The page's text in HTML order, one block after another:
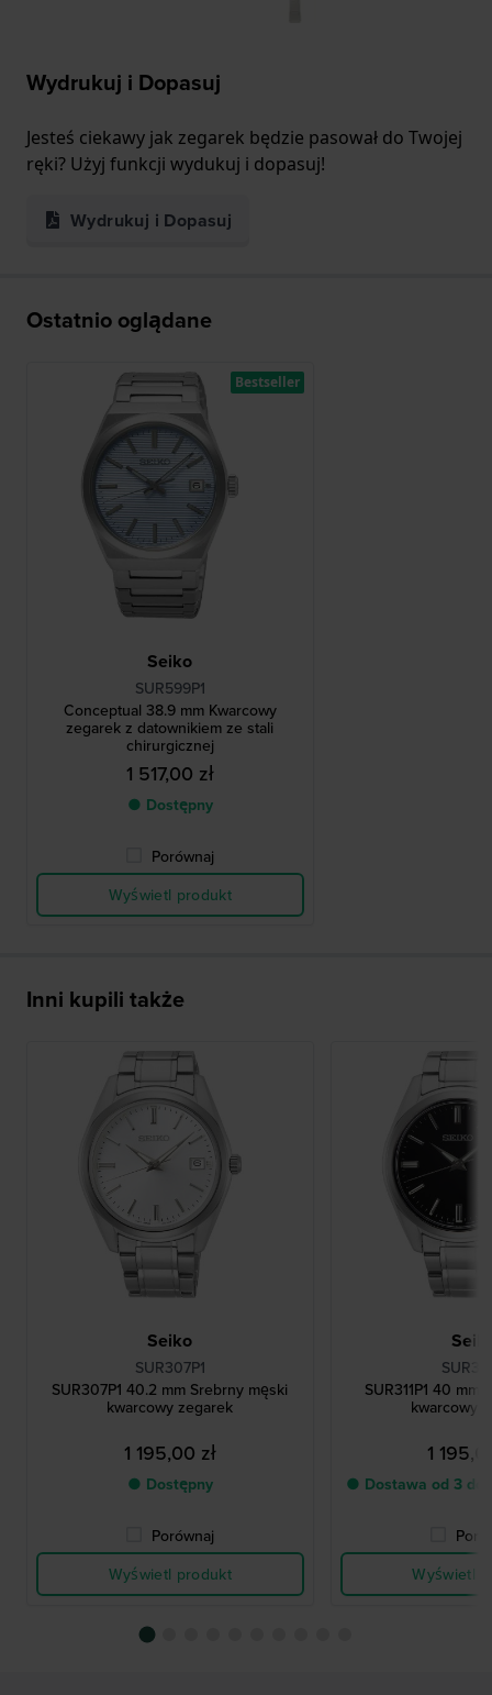
Wydrukuj i Dopasuj
Jesteś ciekawy jak zegarek będzie pasował do Twojej
ręki? Użyj funkcji wydukuj i dopasuj!
Wydrukuj i Dopasuj
Ostatnio oglądane
Seiko
SUR599P1
Conceptual 38.9 mm Kwarcowy
zegarek z datownikiem ze stali
chirurgicznej
1 517,00 zł
● Dostępny
Porównaj
Wyświetl produkt
Bestseller
Inni kupili także
Seiko
SUR307P1
SUR307P1 40.2 mm Srebrny męski
kwarcowy zegarek
1 195,00 zł
● Dostępny
Porównaj
Wyświetl produkt
SUR311P1 40 mm
kwarcowy
1
● Dostawa od 3 do
Wyświetl